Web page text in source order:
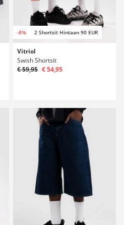
-8% 2 Shortsit Hintaan 90 EUR
Vitriol
Swish Shortsit
€ 59,95 € 54,95